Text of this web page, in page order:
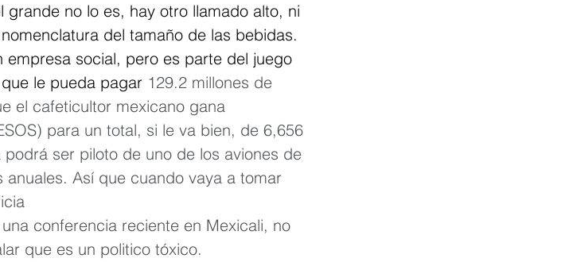
no lo es, hay otro llamado alto, ni
del tamaño de las bebidas.
social, pero es parte del juego
le pueda pagar 129.2 millones de
el cafeticultor mexicano gana
para un total, si le va bien, de 6,656
ser piloto de uno de los aviones de
Así que cuando vaya a tomar
conferencia reciente en Mexicali, no
que es un politico tóxico.